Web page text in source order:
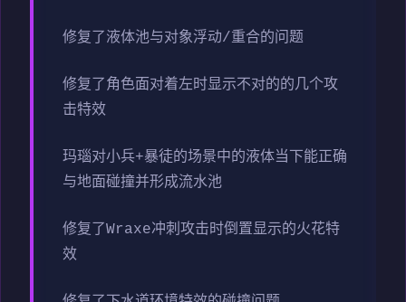
修复了液体池与对象浮动/重合的问题
修复了角色面对着左时显示不对的的几个攻
击特效
玛瑙对小兵+暴徒的场景中的液体当下能正确
与地面碰撞并形成流水池
修复了Wraxe冲刺攻击时倒置显示的火花特
效